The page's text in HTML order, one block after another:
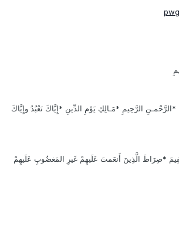
الرَّحِيمِ *مَـالِكِ يَوْمِ الدِّينِ *إِيَّاكَ نَعْبُدُ وإِيَّاكَ
*صِرَاطَ الَّذِينَ أَنعَمتَ عَلَيهِمْ غَيرِ المَغضُوبِ عَلَيهِمْ